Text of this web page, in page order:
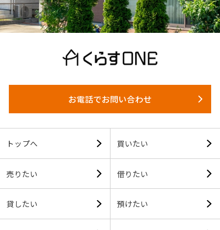
お電話でお問い合わせ
トップへ 買いたい
売りたい 借りたい
貸したい 預けたい